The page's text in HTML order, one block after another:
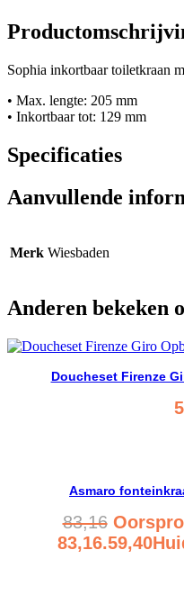
Sophia inkortbaar toiletkraan
• Max. lengte: 205 mm
• Inkortbaar tot: 129 mm
Specificaties
Aanvullende
Merk Wiesbaden
Anderen bekeken
Doucheset Firenze
Asmaro
83,16
83,16.59,40